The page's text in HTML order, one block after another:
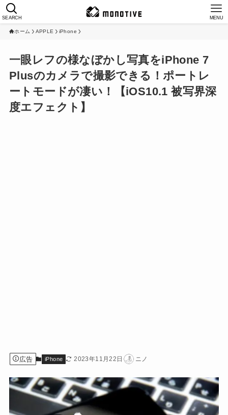
SEARCH MENU
ホーム APPLE iPhone
一眼レフの様なぼかし写真をiPhone 7
Plusのカメラで撮影できる！ポートレ
ートモードが凄い！【iOS10.1 被写界深
度エフェクト】
広告 iPhone 2023年11月22日 ニノ